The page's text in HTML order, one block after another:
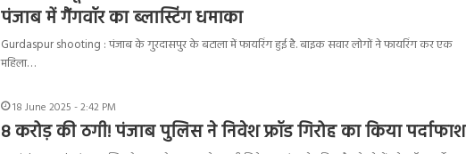
पंजाब में गैंगवॉर का ब्लास्टिंग धमाका
Gurdaspur shooting : पंजाब के गुरदासपुर के बटाला में फायरिंग हुई है. बाइक सवार लोगों ने फायरिंग कर एक
महिला…
18 June 2025 - 2:42 PM
8 करोड़ की ठगी! पंजाब पुलिस ने निवेश फ्रॉड गिरोह का किया पर्दाफाश